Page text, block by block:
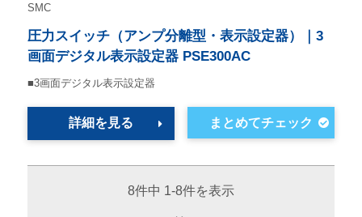
SMC
圧力スイッチ（アンプ分離型・表示設定器）｜3
画面デジタル表示設定器 PSE300AC
■3画面デジタル表示設定器
詳細を見る
8件中 1-8件を表示